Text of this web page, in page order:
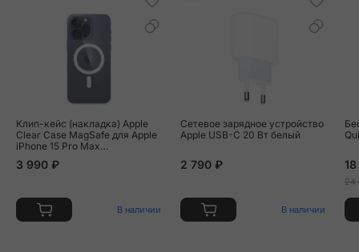
Клип-кейс (накладка) Apple
Clear Case MagSafe для Apple
iPhone 15 Pro Max
3 990 ₽
В наличии
Сетевое зарядное устройство
Apple USB-C 20 Вт белый
2 790 ₽
В наличии
24